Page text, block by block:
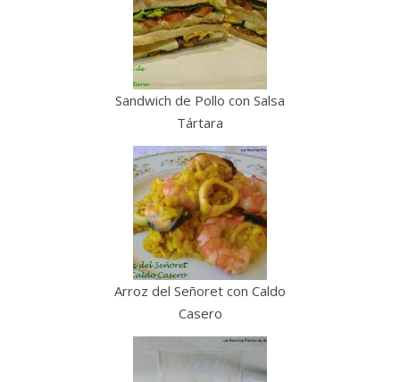
Sandwich de Pollo con Salsa
Tártara
Arroz del Señoret con Caldo
Casero